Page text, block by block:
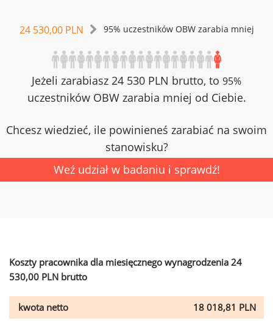
24 530,00 PLN 95% uczestników OBW zarabia mniej
Jeżeli zarabiasz 24 530 PLN brutto, to 95%
uczestników OBW zarabia mniej od Ciebie.
Chcesz wiedzieć, ile powinieneś zarabiać na swoim
stanowisku?
Weź udział w badaniu i sprawdź!
Koszty pracownika dla miesięcznego wynagrodzenia 24
530,00 PLN brutto
kwota netto
18 018,81 PLN